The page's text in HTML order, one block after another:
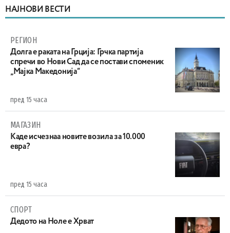
НАЈНОВИ ВЕСТИ
РЕГИОН
Долга е раката на Грција: Грчка партија
спречи во Нови Сад да се постави споменик
„Мајка Македонија“
пред 15 часа
МАГАЗИН
Каде исчезнаа новите возила за 10.000
евра?
пред 15 часа
СПОРТ
Дедото на Ноле е Хрват